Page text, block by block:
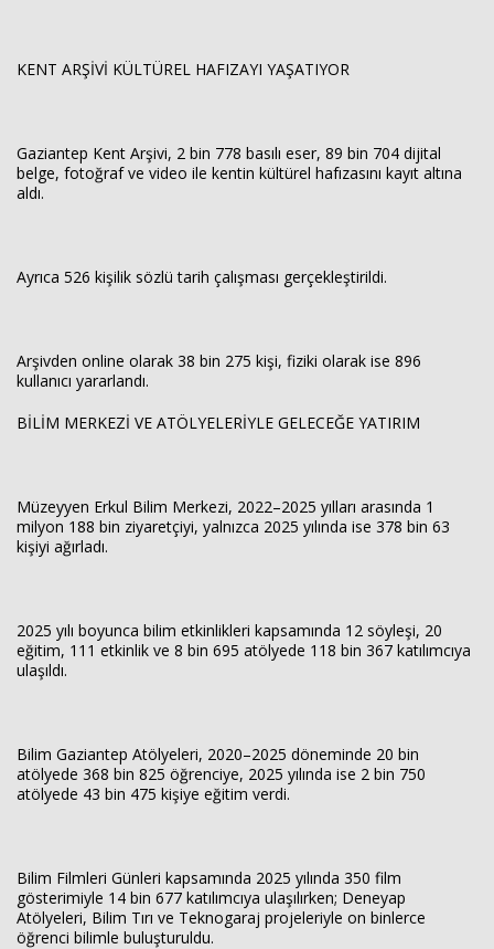
KENT ARŞİVİ KÜLTÜREL HAFIZAYI YAŞATIYOR
Gaziantep Kent Arşivi, 2 bin 778 basılı eser, 89 bin 704 dijital
belge, fotoğraf ve video ile kentin kültürel hafızasını kayıt altına
aldı.
Ayrıca 526 kişilik sözlü tarih çalışması gerçekleştirildi.
Arşivden online olarak 38 bin 275 kişi, fiziki olarak ise 896
kullanıcı yararlandı.
BİLİM MERKEZİ VE ATÖLYELERİYLE GELECEĞE YATIRIM
Müzeyyen Erkul Bilim Merkezi, 2022–2025 yılları arasında 1
milyon 188 bin ziyaretçiyi, yalnızca 2025 yılında ise 378 bin 63
kişiyi ağırladı.
2025 yılı boyunca bilim etkinlikleri kapsamında 12 söyleşi, 20
eğitim, 111 etkinlik ve 8 bin 695 atölyede 118 bin 367 katılımcıya
ulaşıldı.
Bilim Gaziantep Atölyeleri, 2020–2025 döneminde 20 bin
atölyede 368 bin 825 öğrenciye, 2025 yılında ise 2 bin 750
atölyede 43 bin 475 kişiye eğitim verdi.
Bilim Filmleri Günleri kapsamında 2025 yılında 350 film
gösterimiyle 14 bin 677 katılımcıya ulaşılırken; Deneyap
Atölyeleri, Bilim Tırı ve Teknogaraj projeleriyle on binlerce
öğrenci bilimle buluşturuldu.